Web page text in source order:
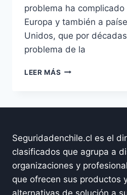
problema ha
Europa y también a
Unidos, que por
problema de la
LEER MÁS SEGURIDAD
MINADOS
Seguridadenchile.cl es el
clasificados que agrupa a
organizaciones y
que ofrecen sus productos
alternativas de solución a